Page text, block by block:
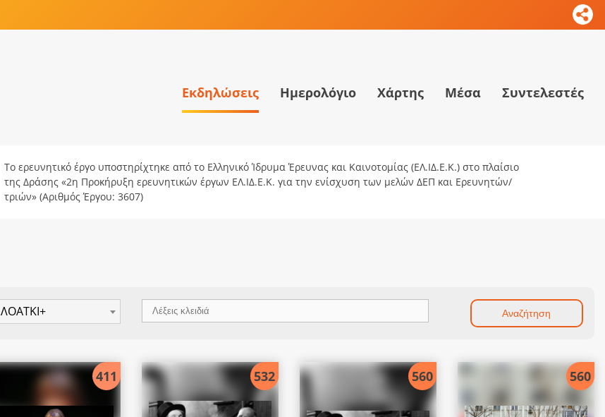
Εκδηλώσεις Ημερολόγιο Χάρτης Μέσα Συντελεστές
Το ερευνητικό έργο υποστηρίχτηκε από το Ελληνικό Ίδρυμα Έρευνας και Καινοτομίας (ΕΛ.ΙΔ.Ε.Κ.) στο πλαίσιο
της Δράσης «2η Προκήρυξη ερευνητικών έργων ΕΛ.ΙΔ.Ε.Κ. για την ενίσχυση των μελών ΔΕΠ και Ερευνητών/
τριών» (Αριθμός Έργου: 3607)
ΛΟΑΤΚΙ+
411 532 560 560